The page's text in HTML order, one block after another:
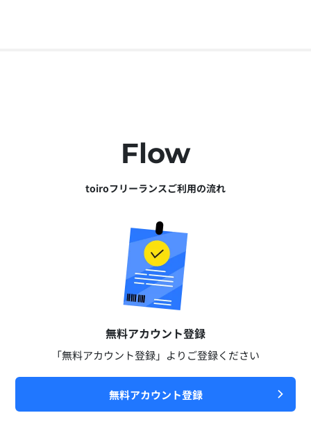
Flow
toiroフリーランスご利用の流れ
無料アカウント登録​
「無料アカウント登録」よりご登録ください​
無料アカウント登録